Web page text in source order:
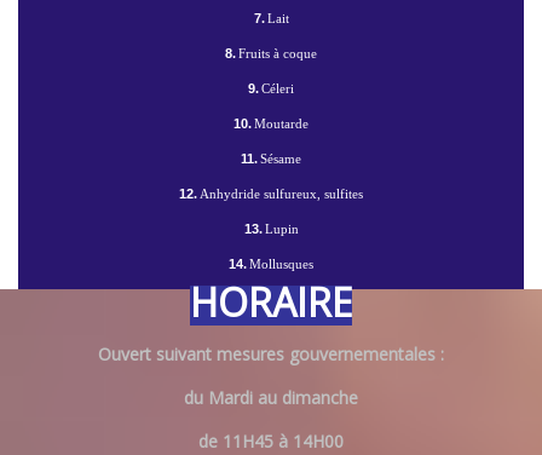
7.Lait
8.Fruits à coque
9.Céleri
10.Moutarde
11.Sésame
12.Anhydride sulfureux, sulfites
13.Lupin
14.Mollusques
HORAIRE
Ouvert suivant mesures gouvernementales :
du Mardi au dimanche
de 11H45 à 14H00